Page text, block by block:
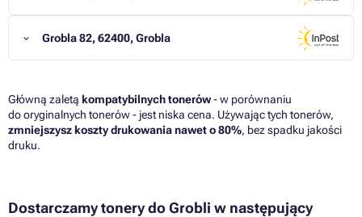
Grobla 82, 62400, Grobla
Główną zaletą kompatybilnych tonerów- w porównaniu
do oryginalnych tonerów - jest niska cena. Używając tych tonerów,
zmniejszysz koszty drukowania nawet o 80%, bez spadku jakości
druku.
Dostarczamy tonery do Grobli w następujący